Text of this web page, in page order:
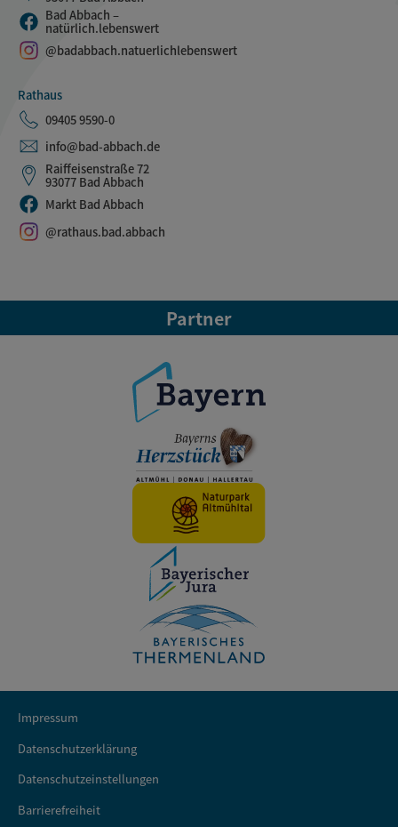
Bad Abbach –
natürlich.lebenswert
@badabbach.natuerlichlebenswert
Rathaus
09405 9590-0
info@bad-abbach.de
Raiffeisenstraße 72
93077 Bad Abbach
Markt Bad Abbach
@rathaus.bad.abbach
Partner
Impressum
Datenschutzerklärung
Datenschutzeinstellungen
Barrierefreiheit